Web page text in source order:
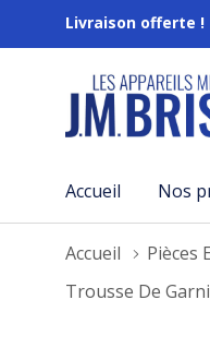
Livraison offerte !
Accueil Nos
Accueil Pièces
Trousse De